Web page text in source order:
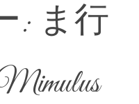
: ま行